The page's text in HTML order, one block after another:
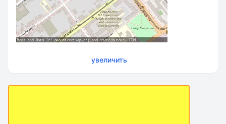
увеличить